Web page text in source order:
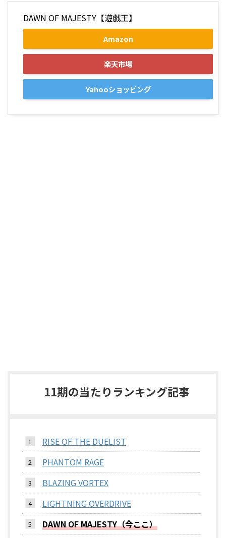
DAWN OF MAJESTY【遊戯王】
Amazon
楽天市場
Yahooショッピング
11期の当たりランキング記事
RISE OF THE DUELIST
PHANTOM RAGE
BLAZING VORTEX
LIGHTNING OVERDRIVE
DAWN OF MAJESTY（今ここ）